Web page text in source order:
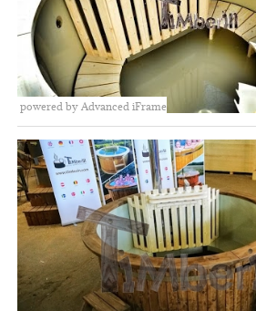
powered by Advanced iFrame